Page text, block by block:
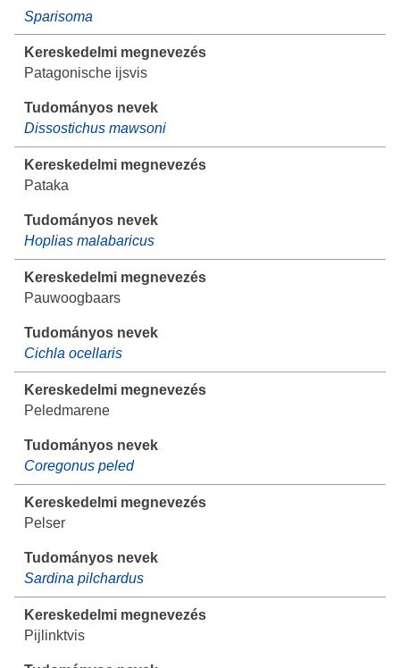
Sparisoma
Patagonische ijsvis
Dissostichus mawsoni
Pataka
Hoplias malabaricus
Pauwoogbaars
Cichla ocellaris
Peledmarene
Coregonus peled
Pelser
Sardina pilchardus
Pijlinktvis